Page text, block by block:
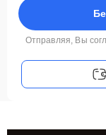
Отправляя, Вы